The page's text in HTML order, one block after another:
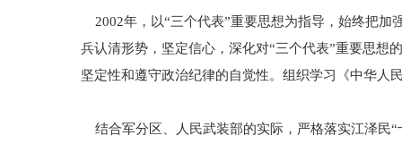
2002年，以“三个代表”重要思想为指导，始终把加
兵认清形势，坚定信心，深化对“三个代表”重要思想
坚定性和遵守政治纪律的自觉性。组织学习《中华人
结合军分区、人民武装部的实际，严格落实江泽民